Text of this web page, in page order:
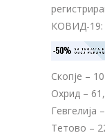
КОВИД-19:
-50% ЗА ТВОЈАТА
ОВОЈ
Скопје –
Охрид –
Тетово –